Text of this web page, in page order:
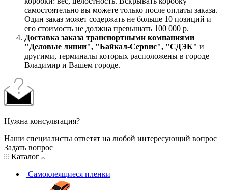
самостоятельно вы можете только после оплаты заказа.
Один заказ может содержать не больше 10 позиций и
его стоимость не должна превышать 100 000 р.
Доставка заказа транспортными компаниями
"Деловые линии", "Байкал-Сервис", "СДЭК" и
другими, терминалы которых расположены в городе
Владимир и Вашем городе.
Нужна консультация?
Наши специалисты ответят на любой интересующий вопрос
Задать вопрос
Каталог
Самоклеящиеся пленки